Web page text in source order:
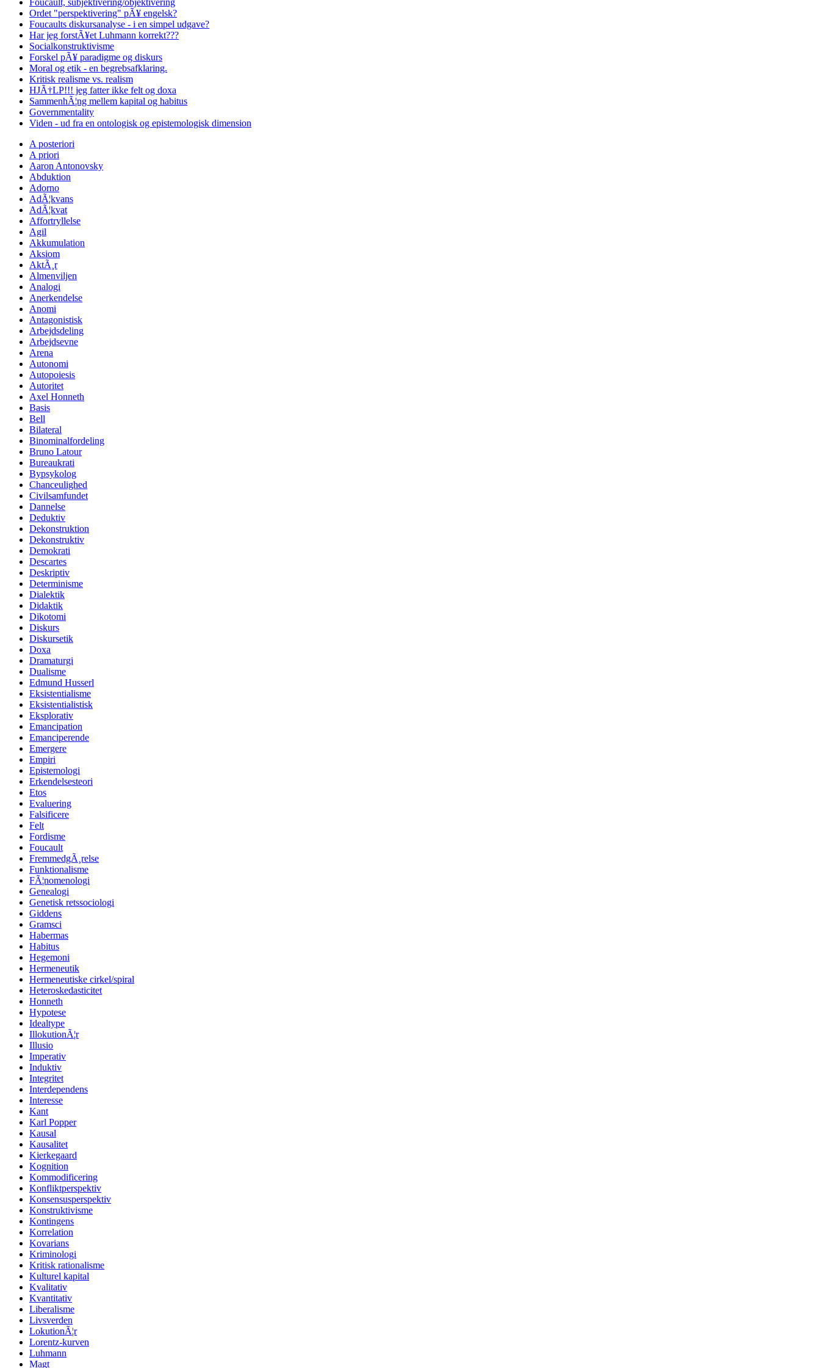
Ordet "perspektivering" pÃ¥ engelsk?
Foucaults diskursanalyse - i en simpel udgave?
Har jeg forstÃ¥et Luhmann korrekt???
Socialkonstruktivisme
Forskel pÃ¥ paradigme og diskurs
Moral og etik - en begrebsafklaring.
Kritisk realisme vs. realism
HJÃ†LP!!! jeg fatter ikke felt og doxa
SammenhÃ¦ng mellem kapital og habitus
Governmentality
Viden - ud fra en ontologisk og epistemologisk dimension
A posteriori
A priori
Aaron Antonovsky
Abduktion
Adorno
AdÃ¦kvans
AdÃ¦kvat
Affortryllelse
Agil
Akkumulation
Aksiom
AktÃ¸r
Almenviljen
Analogi
Anerkendelse
Anomi
Antagonistisk
Arbejdsdeling
Arbejdsevne
Arena
Autonomi
Autopoiesis
Autoritet
Axel Honneth
Basis
Bell
Bilateral
Binominalfordeling
Bruno Latour
Bureaukrati
Bypsykolog
Chanceulighed
Civilsamfundet
Dannelse
Deduktiv
Dekonstruktion
Dekonstruktiv
Demokrati
Descartes
Deskriptiv
Determinisme
Dialektik
Didaktik
Dikotomi
Diskurs
Diskursetik
Doxa
Dramaturgi
Dualisme
Edmund Husserl
Eksistentialisme
Eksistentialistisk
Eksplorativ
Emancipation
Emanciperende
Emergere
Empiri
Epistemologi
Erkendelsesteori
Etos
Evaluering
Falsificere
Felt
Fordisme
Foucault
FremmedgÃ¸relse
Funktionalisme
FÃ¦nomenologi
Genealogi
Genetisk retssociologi
Giddens
Gramsci
Habermas
Habitus
Hegemoni
Hermeneutik
Hermeneutiske cirkel/spiral
Heteroskedasticitet
Honneth
Hypotese
Idealtype
IllokutionÃ¦r
Illusio
Imperativ
Induktiv
Integritet
Interdependens
Interesse
Kant
Karl Popper
Kausal
Kausalitet
Kierkegaard
Kognition
Kommodificering
Konfliktperspektiv
Konsensusperspektiv
Konstruktivisme
Kontingens
Korrelation
Kovarians
Kriminologi
Kritisk rationalisme
Kulturel kapital
Kvalitativ
Kvantitativ
Liberalisme
Livsverden
LokutionÃ¦r
Lorentz-kurven
Luhmann
Magt